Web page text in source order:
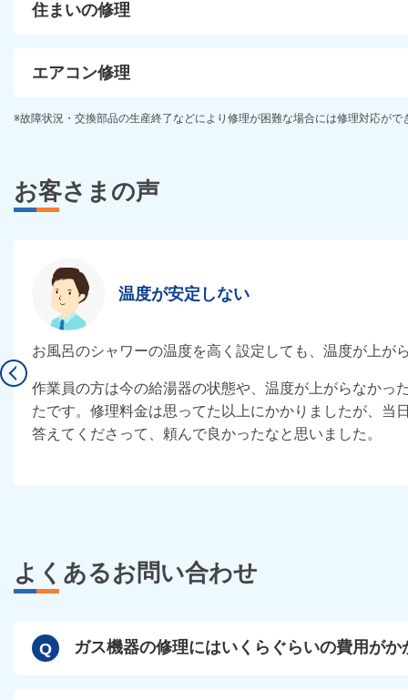
住まいの修理
エアコン修理
※故障状況・交換部品の生産終了などにより修理が困難な場合には修理対応がで
お客さまの声
温度が安定しない
お風呂のシャワーの温度を高く設定しても、温度が上が
作業員の方は今の給湯器の状態や、温度が上がらなかっ
たです。修理料金は思ってた以上にかかりましたが、当
答えてくださって、頼んで良かったなと思いました。
よくあるお問い合わせ
Q ガス機器の修理にはいくらぐらいの費用がか